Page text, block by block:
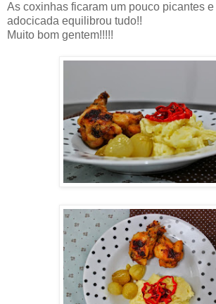
As coxinhas ficaram um pouco picantes
adocicada equilibrou tudo!!
Muito bom gentem!!!!!